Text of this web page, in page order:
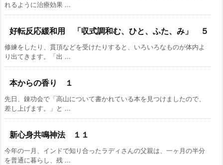
れるように治療効果 ...
好転反応緩和用 「収式調和む、ひと、ふた、み」 ５
修練をしたり、貫頂などを受けたりすると、いろいろなものが体内よ
り出てきます。「出 ...
本からの香り １
先日、錬功会で「高山について書かれている本を見つけましたので、
差し上げます。」と ...
新心身共鳴神法 １１
今年の一月、インドで知り合ったラディさんの父親は、一ヶ月の半分
を普通に暮らし、残 ...